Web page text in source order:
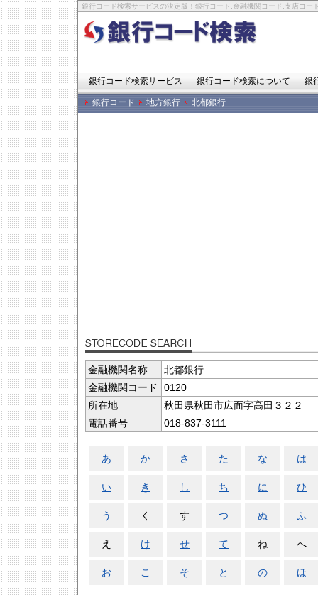
銀行コード検索サービスの決定版！銀行コード,金融機関コード,支店コー
銀行コード検索サービス 銀行コード検索について 銀
銀行コード 地方銀行 北都銀行
金融機関名称
北都銀行
金融機関コード
0120
所在地
秋田県秋田市広面字高田３２２
電話番号
018-837-3111
あ か さ た な は
い き し ち に ひ
う く す つ ぬ ふ
え け せ て ね へ
お こ そ と の ほ